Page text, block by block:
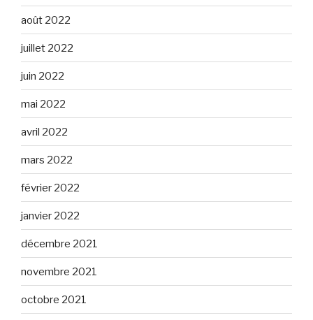
août 2022
juillet 2022
juin 2022
mai 2022
avril 2022
mars 2022
février 2022
janvier 2022
décembre 2021
novembre 2021
octobre 2021